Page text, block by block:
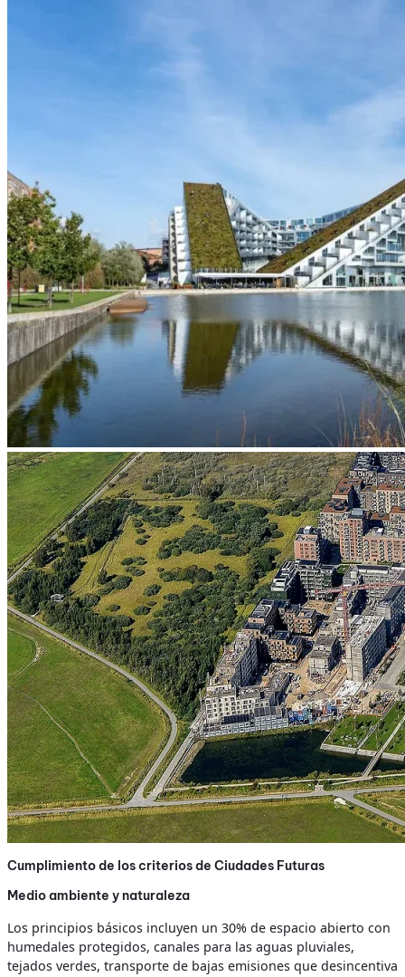
Cumplimiento de los criterios de Ciudades Futuras
Medio ambiente y naturaleza
Los principios básicos incluyen un 30% de espacio abierto con
humedales protegidos, canales para las aguas pluviales,
tejados verdes, transporte de bajas emisiones que desincentiva